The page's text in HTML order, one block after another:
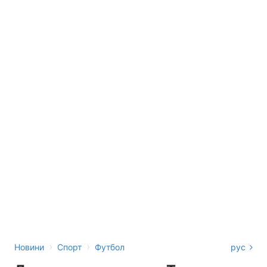
Новини › Спорт › Футбол рус